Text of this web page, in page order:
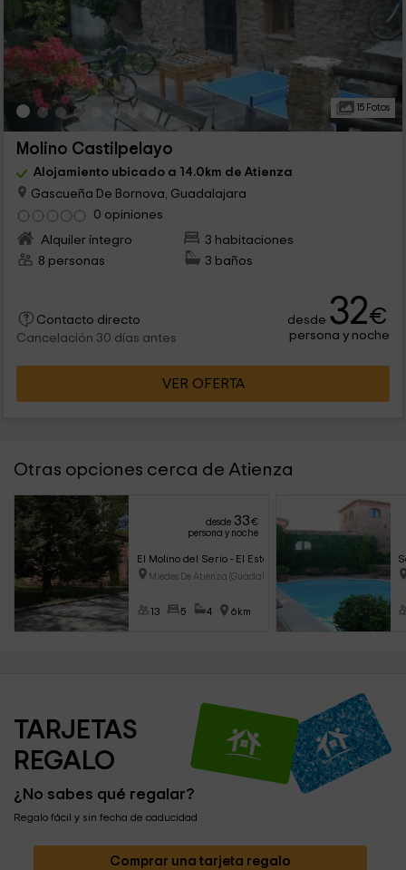
15 Fotos
Molino Castilpelayo
Alojamiento ubicado a 14.0km de Atienza
Gascueña De Bornova, Guadalajara
0 opiniones
Alquiler íntegro
3 habitaciones
8 personas
3 baños
Contacto directo
Cancelación 30 días antes
desde 32€
persona y noche
VER OFERTA
Otras opciones cerca de Atienza
desde 33€
persona y noche
El Molino del Serio - El Establo
Miedes De Atienza (Guadalajara
13 5 4 6km
TARJETAS
REGALO
¿No sabes qué regalar?
Regalo fácil y sin fecha de caducidad
Comprar una tarjeta regalo